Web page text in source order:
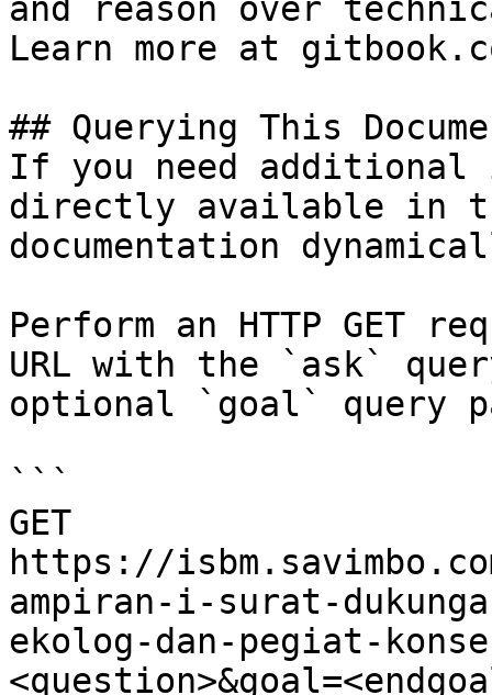
and reason over
Learn more at
## Querying This
If you need
directly available in
documentation
Perform an HTTP GET
URL with the `ask`
optional `goal` query
```
GET
https://
ampiran-i-surat-
ekolog-dan-pegiat-